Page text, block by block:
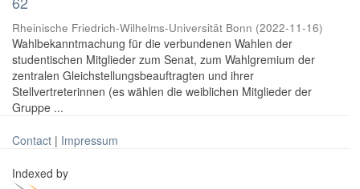
Rheinische Friedrich-Wilhelms-Universität Bonn (2022-11-16)
Wahlbekanntmachung für die verbundenen Wahlen der
studentischen Mitglieder zum Senat, zum Wahlgremium der
zentralen Gleichstellungsbeauftragten und ihrer
Stellvertreterinnen (es wählen die weiblichen Mitglieder der
Gruppe ...
Contact | Impressum
Indexed by